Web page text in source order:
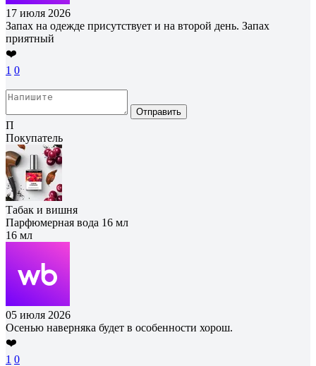
17 июля 2026
Запах на одежде присутствует и на второй день. Запах
приятный
❤️
1 0
Отправить
П
Покупатель
Табак и вишня
Парфюмерная вода 16 мл
16 мл
05 июля 2026
Осенью наверняка будет в особенности хорош.
❤️
1 0